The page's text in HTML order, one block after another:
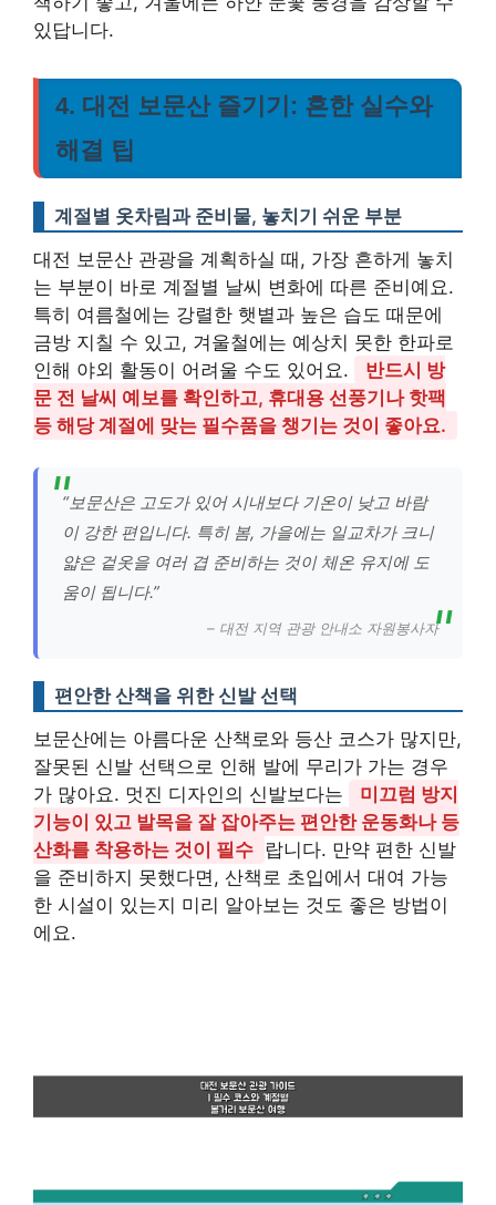
있답니다.
4. 대전 보문산 즐기기: 흔한 실수와
해결 팁
계절별 옷차림과 준비물, 놓치기 쉬운 부분
대전 보문산 관광을 계획하실 때, 가장 흔하게 놓치
는 부분이 바로 계절별 날씨 변화에 따른 준비예요.
특히 여름철에는 강렬한 햇볕과 높은 습도 때문에
금방 지칠 수 있고, 겨울철에는 예상치 못한 한파로
인해 야외 활동이 어려울 수도 있어요.
반드시 방
문 전 날씨 예보를 확인하고, 휴대용 선풍기나 핫팩
등 해당 계절에 맞는 필수품을 챙기는 것이 좋아요.
“보문산은 고도가 있어 시내보다 기온이 낮고 바람
이 강한 편입니다. 특히 봄, 가을에는 일교차가 크니
얇은 겉옷을 여러 겹 준비하는 것이 체온 유지에 도
움이 됩니다.”
– 대전 지역 관광 안내소 자원봉사자
편안한 산책을 위한 신발 선택
보문산에는 아름다운 산책로와 등산 코스가 많지만,
잘못된 신발 선택으로 인해 발에 무리가 가는 경우
가 많아요. 멋진 디자인의 신발보다는
미끄럼 방지
기능이 있고 발목을 잘 잡아주는 편안한 운동화나 등
산화를 착용하는 것이 필수 랍니다. 만약 편한 신발
을 준비하지 못했다면, 산책로 초입에서 대여 가능
한 시설이 있는지 미리 알아보는 것도 좋은 방법이
에요.